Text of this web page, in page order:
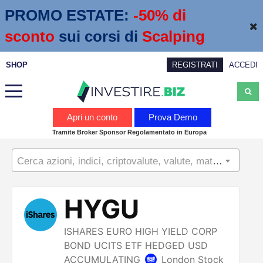
PROMO ESTATE: -50% di
sconto sui corsi di Scalping
SHOP REGISTRATI ACCEDI
Calendario economico
Servizi
Trading
Education
Apri un conto Prova Demo
Tramite Broker Sponsor Regolamentato in Europa
Cerca azioni, indici, criptovalute, valute, materie prime...